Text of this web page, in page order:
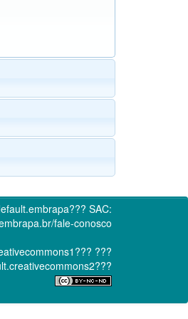
SAC:
fale-conosco
???